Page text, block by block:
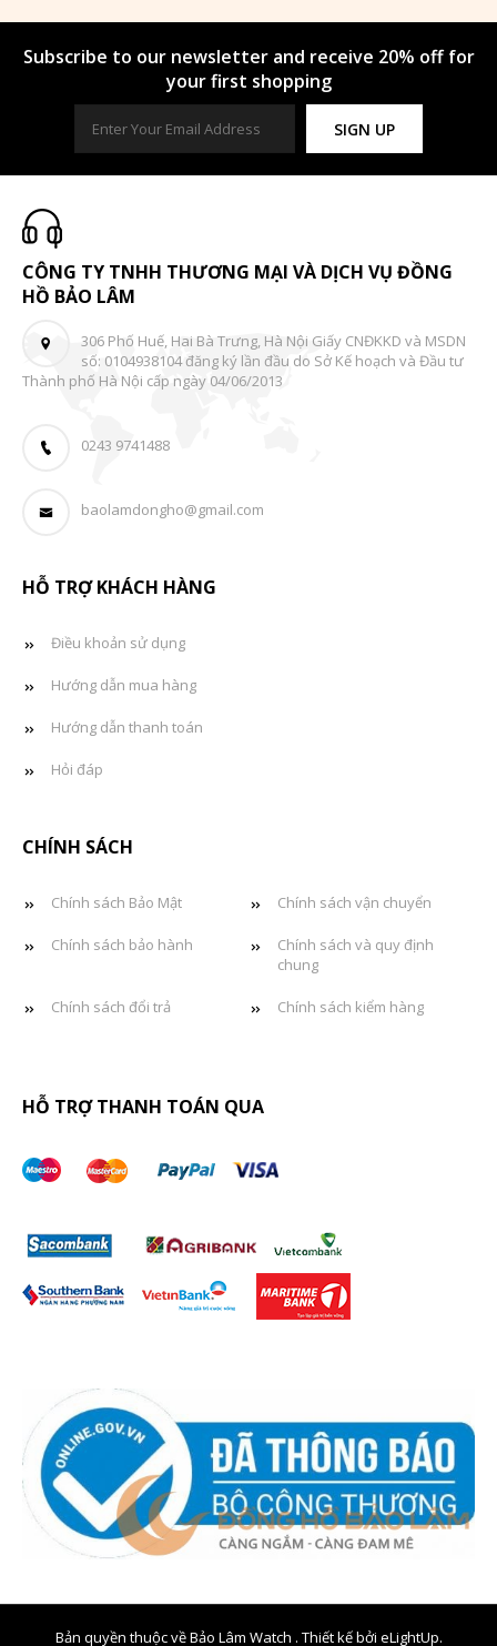
Subscribe to our newsletter and receive 20% off for
your first shopping
SIGN UP
CÔNG TY TNHH THƯƠNG MẠI VÀ DỊCH VỤ ĐỒNG
HỒ BẢO LÂM
306 Phố Huế, Hai Bà Trưng, Hà Nội Giấy CNĐKKD và MSDN
số: 0104938104 đăng ký lần đầu do Sở Kế hoạch và Đầu tư
Thành phố Hà Nội cấp ngày 04/06/2013
0243 9741488
baolamdongho@gmail.com
HỖ TRỢ KHÁCH HÀNG
Điều khoản sử dụng
Hướng dẫn mua hàng
Hướng dẫn thanh toán
Hỏi đáp
CHÍNH SÁCH
Chính sách Bảo Mật Chính sách vận chuyển
Chính sách bảo hành
Chính sách và quy định
chung
Chính sách đổi trả Chính sách kiểm hàng
HỖ TRỢ THANH TOÁN QUA
Bản quyền thuộc về Bảo Lâm Watch . Thiết kế bởi eLightUp.